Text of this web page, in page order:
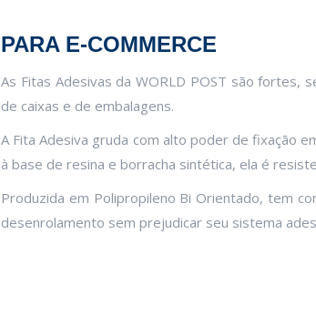
PARA E-COMMERCE
As Fitas Adesivas da WORLD POST são fortes,
de caixas e de embalagens.
A Fita Adesiva gruda com alto poder de fixação
à base de resina e borracha sintética, ela é
Produzida em Polipropileno Bi Orientado, tem
desenrolamento sem prejudicar seu sistema